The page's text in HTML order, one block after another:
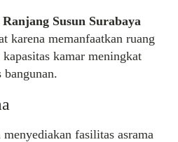
Ranjang Susun Surabaya
karena memanfaatkan ruang
kamar meningkat
bangunan.
fasilitas asrama